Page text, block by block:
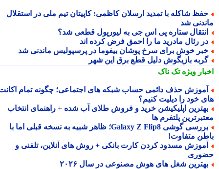
شاکله با تمدید ارسلان کاظمی: کاپیتان تیم ملی در استقلال
شد
ستاره پی اس جی به لیورپول قطعی شد؟
رئال مادرید ما را احمق فرض کرده اند
خوش برای سرخ پوشان بیفوما در پرسپولیس ماندنی شد
بازیگوش دلیل قطع برق این شهر
ویژهتک ناک
حذف دائمی حساب شبکه های اجتماعی؛ چگونه تمام اکانت
خود را دیلیت کنیم؟
اپلیکیشن خرید و فروش طلای آب شده + راهنمای انتخاب
پلتفرم ها
بررسی گوشی Galaxy Z Flip8؛ ظاهر شبیه به نسخه قبلی اما با
متفاوت!
مسدود کردن کارت بانکی + روش های آنلاین، تلفنی و
شغل های هوش مصنوعی در سال ۲۰۲۶